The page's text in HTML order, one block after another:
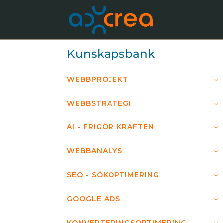
Kunskapsbank
WEBBPROJEKT
WEBBSTRATEGI
AI - FRIGÖR KRAFTEN
WEBBANALYS
SEO - SÖKOPTIMERING
GOOGLE ADS